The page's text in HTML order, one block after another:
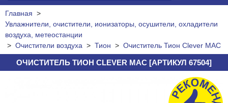
Главная >
Увлажнители, очистители, ионизаторы, осушители, охладители
воздуха, метеостанции
> Очистители воздуха > Тион > Очиститель Тион Clever МАС
ОЧИСТИТЕЛЬ ТИОН CLEVER МАС [АРТИКУЛ 67504]